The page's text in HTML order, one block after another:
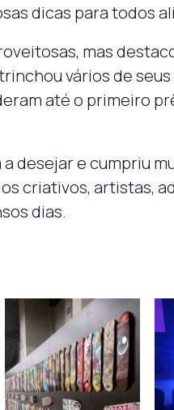
dicas para todos
mas
vários de
até o primeiro
desejar e cumpriu
criativos, artistas,
dias.